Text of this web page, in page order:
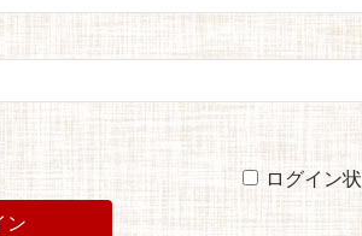
ログイン